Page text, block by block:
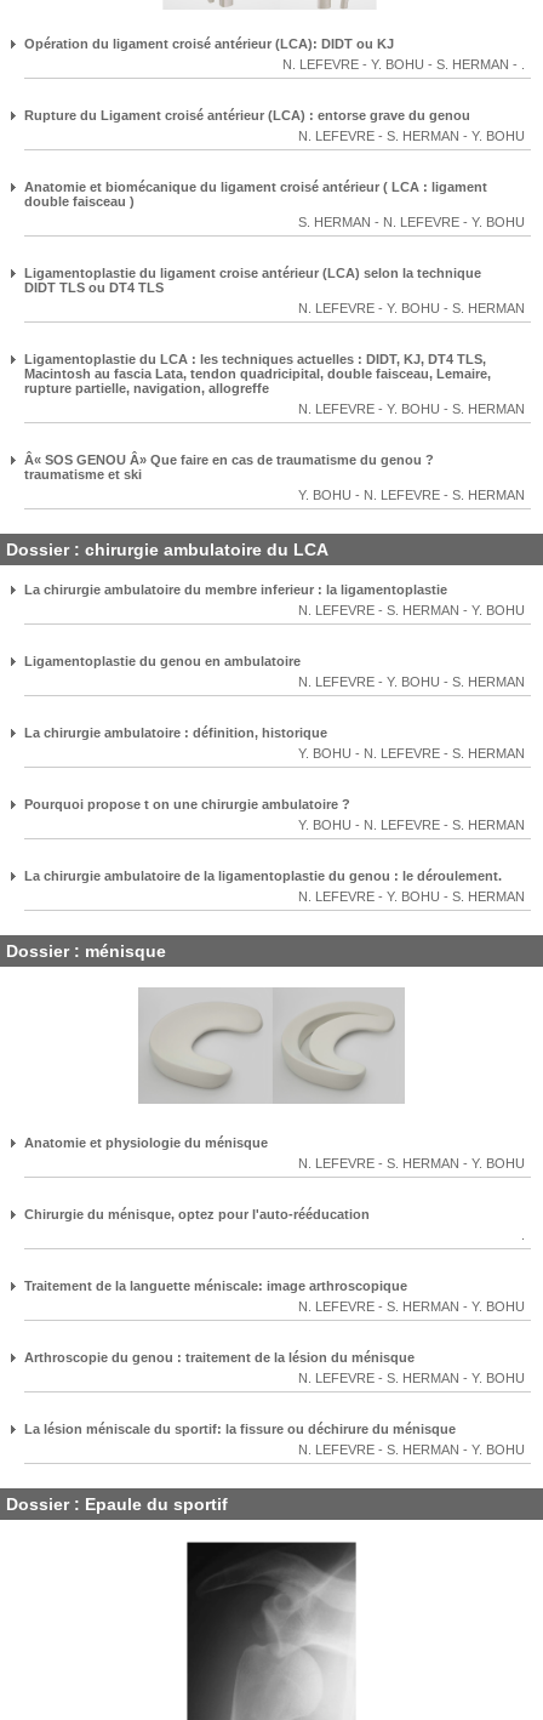
Opération du ligament croisé antérieur (LCA): DIDT ou KJ
N. LEFEVRE - Y. BOHU - S. HERMAN -
Rupture du Ligament croisé antérieur (LCA) : entorse grave du genou
N. LEFEVRE - S. HERMAN - Y. BOHU
Anatomie et biomécanique du ligament croisé antérieur ( LCA : ligament
double faisceau )
S. HERMAN - N. LEFEVRE - Y. BOHU
Ligamentoplastie du ligament croise antérieur (LCA) selon la technique
DIDT TLS ou DT4 TLS
N. LEFEVRE - Y. BOHU - S. HERMAN
Ligamentoplastie du LCA : les techniques actuelles : DIDT, KJ, DT4 TLS,
Macintosh au fascia Lata, tendon quadricipital, double faisceau, Lemaire,
rupture partielle, navigation, allogreffe
N. LEFEVRE - Y. BOHU - S. HERMAN
Â« SOS GENOU Â» Que faire en cas de traumatisme du genou ?
traumatisme et ski
Y. BOHU - N. LEFEVRE - S. HERMAN
Dossier : chirurgie ambulatoire du LCA
La chirurgie ambulatoire du membre inferieur : la ligamentoplastie
N. LEFEVRE - S. HERMAN - Y. BOHU
Ligamentoplastie du genou en ambulatoire
N. LEFEVRE - Y. BOHU - S. HERMAN
La chirurgie ambulatoire : définition, historique
Y. BOHU - N. LEFEVRE - S. HERMAN
Pourquoi propose t on une chirurgie ambulatoire ?
Y. BOHU - N. LEFEVRE - S. HERMAN
La chirurgie ambulatoire de la ligamentoplastie du genou : le déroulement.
N. LEFEVRE - Y. BOHU - S. HERMAN
Dossier : ménisque
Anatomie et physiologie du ménisque
N. LEFEVRE - S. HERMAN - Y. BOHU
Chirurgie du ménisque, optez pour l'auto-rééducation
Traitement de la languette méniscale: image arthroscopique
N. LEFEVRE - S. HERMAN - Y. BOHU
Arthroscopie du genou : traitement de la lésion du ménisque
N. LEFEVRE - S. HERMAN - Y. BOHU
La lésion méniscale du sportif: la fissure ou déchirure du ménisque
N. LEFEVRE - S. HERMAN - Y. BOHU
Dossier : Epaule du sportif